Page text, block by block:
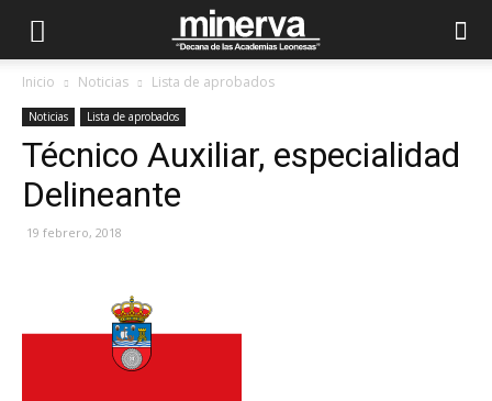
Inicio Noticias Lista de aprobados
Noticias Lista de aprobados
Técnico Auxiliar, especialidad
Delineante
19 febrero, 2018